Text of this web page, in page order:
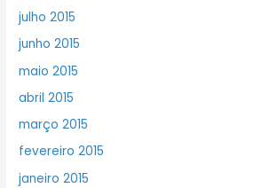
julho 2015
junho 2015
maio 2015
abril 2015
março 2015
fevereiro 2015
janeiro 2015